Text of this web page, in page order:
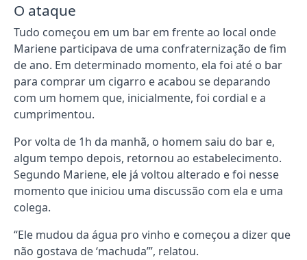
O ataque
Tudo começou em um bar em frente ao local onde
Mariene participava de uma confraternização de fim
de ano. Em determinado momento, ela foi até o bar
para comprar um cigarro e acabou se deparando
com um homem que, inicialmente, foi cordial e a
cumprimentou.
Por volta de 1h da manhã, o homem saiu do bar e,
algum tempo depois, retornou ao estabelecimento.
Segundo Mariene, ele já voltou alterado e foi nesse
momento que iniciou uma discussão com ela e uma
colega.
“Ele mudou da água pro vinho e começou a dizer que
não gostava de ‘machuda’”, relatou.